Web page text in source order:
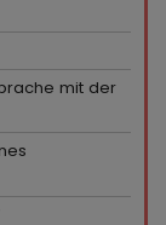
mit der